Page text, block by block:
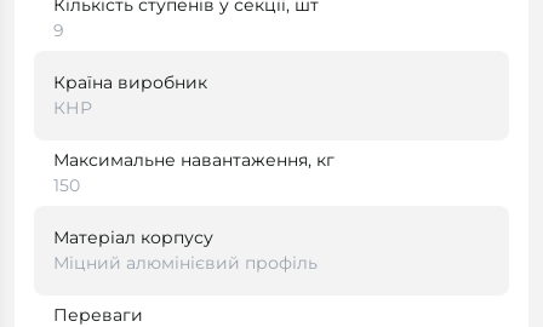
Кількість ступенів у секції, шт
9
Країна виробник
КНР
Максимальне навантаження, кг
150
Матеріал корпусу
Міцний алюмінієвий профіль
Переваги